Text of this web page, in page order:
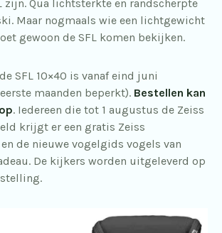
zijn. Qua lichtsterkte en randscherpte
Maar nogmaals wie een lichtgewicht
gewoon de SFL komen bekijken.
SFL 10×40 is vanaf eind juni
maanden beperkt). Bestellen kan
. Iedereen die tot 1 augustus de Zeiss
krijgt er een gratis Zeiss
de nieuwe vogelgids vogels van
De kijkers worden uitgeleverd op